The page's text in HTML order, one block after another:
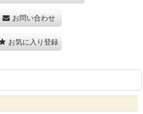
お問い合わせ
お気に入り登録